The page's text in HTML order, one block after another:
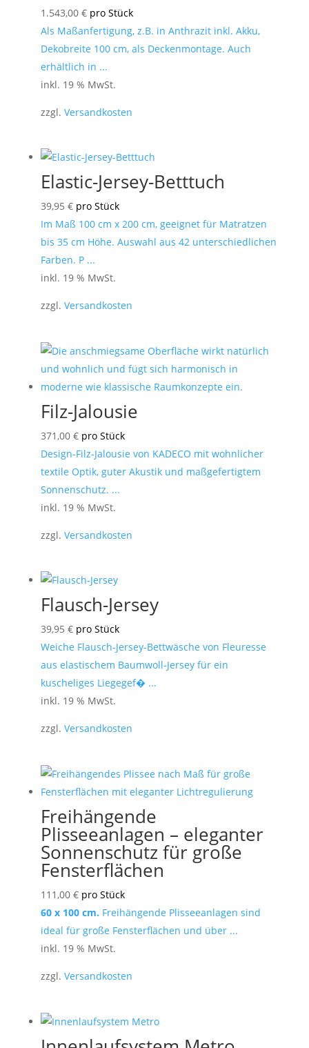
1.543,00 € pro Stück
Als Maßanfertigung, z.B. in Anthrazit inkl. Akku,
Dekobreite 100 cm, als Deckenmontage. Auch
erhältlich in ...
inkl. 19 % MwSt.
zzgl. Versandkosten
Elastic-Jersey-Betttuch
39,95 € pro Stück
Im Maß 100 cm x 200 cm, geeignet für Matratzen
bis 35 cm Höhe. Auswahl aus 42 unterschiedlichen
Farben. P ...
inkl. 19 % MwSt.
zzgl. Versandkosten
Filz-Jalousie
371,00 € pro Stück
Design-Filz-Jalousie von KADECO mit wohnlicher
textile Optik, guter Akustik und maßgefertigtem
Sonnenschutz. ...
inkl. 19 % MwSt.
zzgl. Versandkosten
Flausch-Jersey
39,95 € pro Stück
Weiche Flausch-Jersey-Bettwäsche von Fleuresse
aus elastischem Baumwoll-Jersey für ein
kuscheliges Liegegef� ...
inkl. 19 % MwSt.
zzgl. Versandkosten
Freihängende
Plisseeanlagen – eleganter
Sonnenschutz für große
Fensterflächen
111,00 € pro Stück
60 x 100 cm. Freihängende Plisseeanlagen sind
ideal für große Fensterflächen und über ...
inkl. 19 % MwSt.
zzgl. Versandkosten